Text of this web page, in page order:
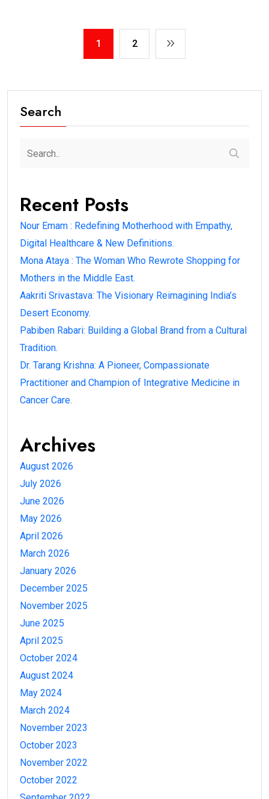
1 2
Search
Recent Posts
Nour Emam : Redefining Motherhood with Empathy,
Digital Healthcare & New Definitions.
Mona Ataya : The Woman Who Rewrote Shopping for
Mothers in the Middle East.
Aakriti Srivastava: The Visionary Reimagining India’s
Desert Economy.
Pabiben Rabari: Building a Global Brand from a Cultural
Tradition.
Dr. Tarang Krishna: A Pioneer, Compassionate
Practitioner and Champion of Integrative Medicine in
Cancer Care.
Archives
August 2026
July 2026
June 2026
May 2026
April 2026
March 2026
January 2026
December 2025
November 2025
June 2025
April 2025
October 2024
August 2024
May 2024
March 2024
November 2023
October 2023
November 2022
October 2022